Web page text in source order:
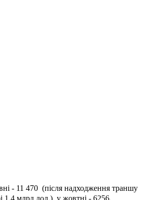
- 11 470 (після надходження траншу
1,4 млрд дол.), у жовтні - 6256.